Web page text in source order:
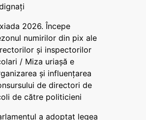
2026. Începe
numirilor din pix ale
și inspectorilor
/ Miza uriașă e
și influențarea
de directori de
de către politicieni
a adoptat legea